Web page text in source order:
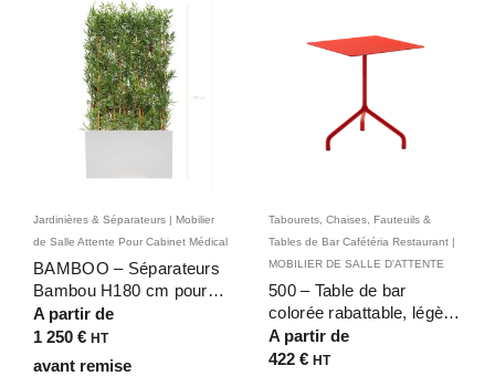
Jardinières & Séparateurs | Mobilier
de Salle Attente Pour Cabinet Médical
BAMBOO – Séparateurs
Bambou H180 cm pour
terrasse – Bacs
Fiberstone
Rectangulaires Noir &
A partir de
1 250 € HT
avant remise
Tabourets, Chaises, Fauteuils &
Tables de Bar Cafétéria Restaurant |
MOBILIER DE SALLE D'ATTENTE
500 – Table de bar
colorée rabattable, légère
et ultra polyvalente
A partir de
422 € HT